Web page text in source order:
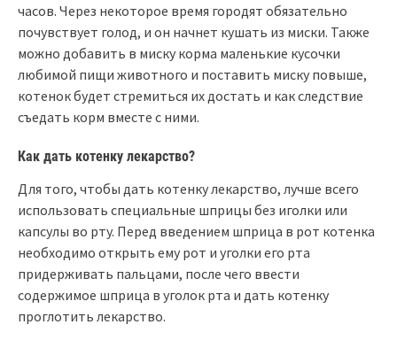
часов. Через некоторое время городят обязательно
почувствует голод, и он начнет кушать из миски. Также
можно добавить в миску корма маленькие кусочки
любимой пищи животного и поставить миску повыше,
котенок будет стремиться их достать и как следствие
съедать корм вместе с ними.
Как дать котенку лекарство?
Для того, чтобы дать котенку лекарство, лучше всего
использовать специальные шприцы без иголки или
капсулы во рту. Перед введением шприца в рот котенка
необходимо открыть ему рот и уголки его рта
придерживать пальцами, после чего ввести
содержимое шприца в уголок рта и дать котенку
проглотить лекарство.